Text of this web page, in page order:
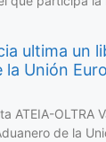
ultima un
Unión
ATEIA-OLTRA
de la